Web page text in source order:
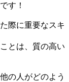
す！
際に重要なスキ
とは、質の高い
の人がどのよう